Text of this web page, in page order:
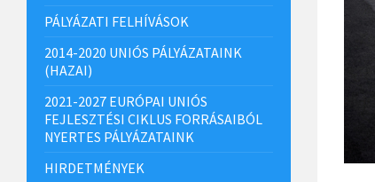
PÁLYÁZATI FELHÍVÁSOK
2014-2020 UNIÓS PÁLYÁZATAINK
(HAZAI)
2021-2027 EURÓPAI UNIÓS
FEJLESZTÉSI CIKLUS FORRÁSAIBÓL
NYERTES PÁLYÁZATAINK
HIRDETMÉNYEK